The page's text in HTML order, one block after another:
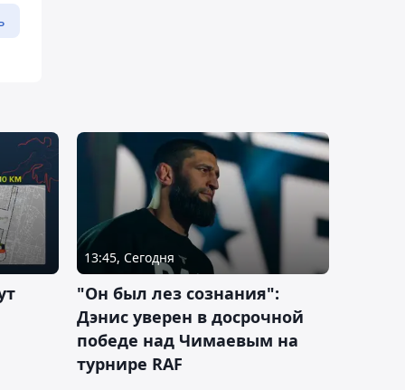
13:45, Сегодня
"Он был лез сознания":
Дэнис уверен в досрочной
победе над Чимаевым на
турнире RAF